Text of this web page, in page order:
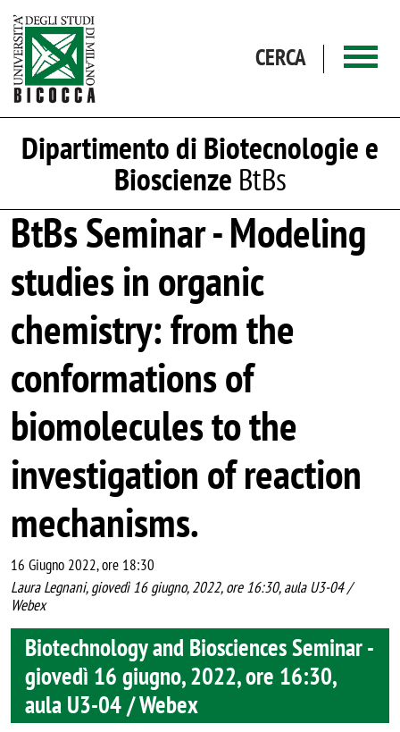
CERCA
Dipartimento di Biotecnologie e
Bioscienze BtBs
BtBs Seminar - Modeling
studies in organic
chemistry: from the
conformations of
biomolecules to the
investigation of reaction
mechanisms.
16 Giugno 2022, ore 18:30
Laura Legnani, giovedì 16 giugno, 2022, ore 16:30, aula U3-04 /
Webex
Biotechnology and Biosciences Seminar -
giovedì 16 giugno, 2022, ore 16:30,
aula U3-04 / Webex